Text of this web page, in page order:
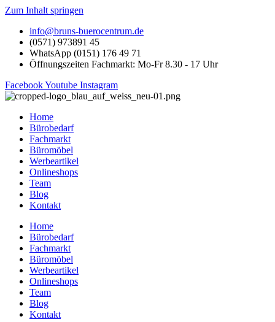
Zum Inhalt springen
info@bruns-buerocentrum.de
(0571) 973891 45
WhatsApp (0151) 176 49 71
Öffnungszeiten Fachmarkt: Mo-Fr 8.30 - 17 Uhr
FacebookYoutube Instagram
Home
Bürobedarf
Fachmarkt
Büromöbel
Werbeartikel
Onlineshops
Team
Blog
Kontakt
Home
Bürobedarf
Fachmarkt
Büromöbel
Werbeartikel
Onlineshops
Team
Blog
Kontakt